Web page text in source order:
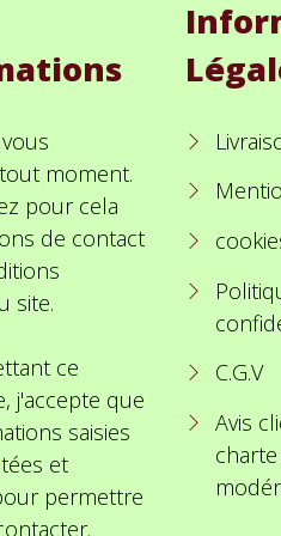
moment.
pour cela
de contact
site.
ce
j'accepte que
saisies
et
permettre
C.G.V
Avis